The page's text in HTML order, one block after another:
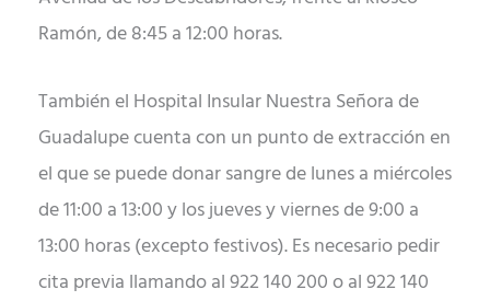
Ramón, de 8:45 a 12:00 horas.
También el Hospital Insular Nuestra Señora de
Guadalupe cuenta con un punto de extracción en
el que se puede donar sangre de lunes a miércoles
de 11:00 a 13:00 y los jueves y viernes de 9:00 a
13:00 horas (excepto festivos). Es necesario pedir
cita previa llamando al 922 140 200 o al 922 140